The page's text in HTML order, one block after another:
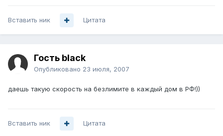
Вставить ник Цитата
Гость black
Опубликовано 23 июля, 2007
даешь такую скорость на безлимите в каждый дом в РФ!))
Вставить ник Цитата